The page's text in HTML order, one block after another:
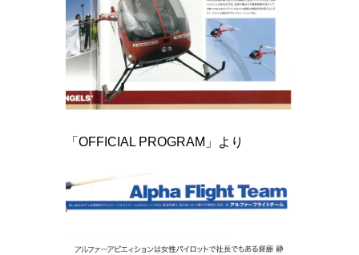
「OFFICIAL PROGRAM」より